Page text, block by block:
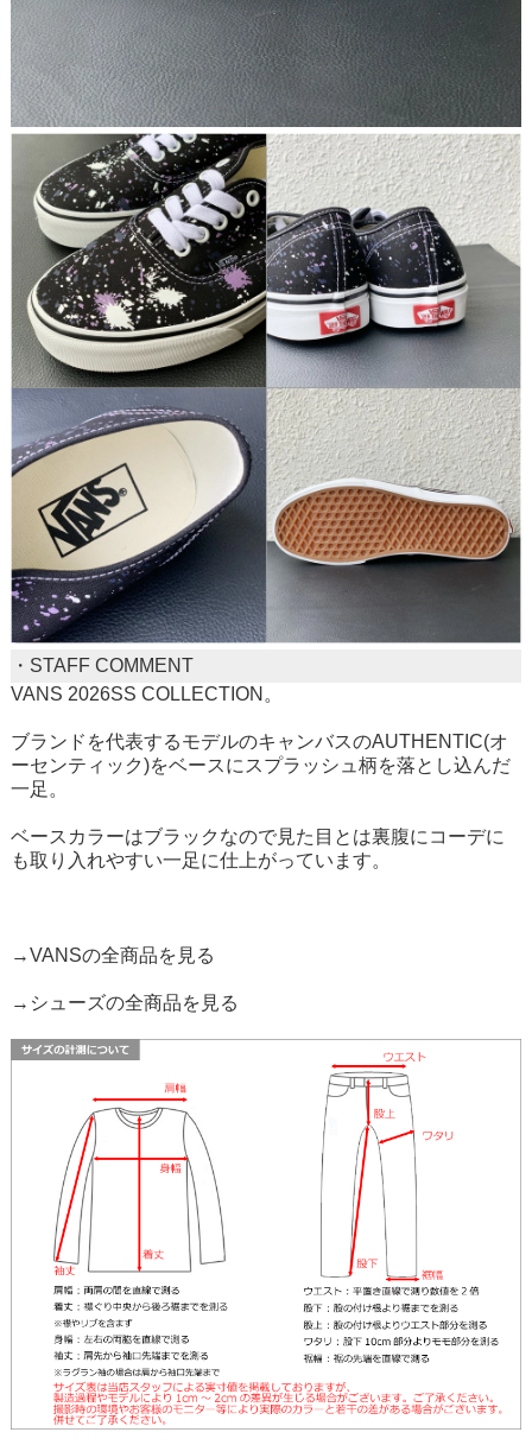
・STAFF COMMENT
VANS 2026SS COLLECTION。
ブランドを代表するモデルのキャンバスのAUTHENTIC(オ
ーセンティック)をベースにスプラッシュ柄を落とし込んだ
一足。
ベースカラーはブラックなので見た目とは裏腹にコーデに
も取り入れやすい一足に仕上がっています。
→VANSの全商品を見る
→シューズの全商品を見る